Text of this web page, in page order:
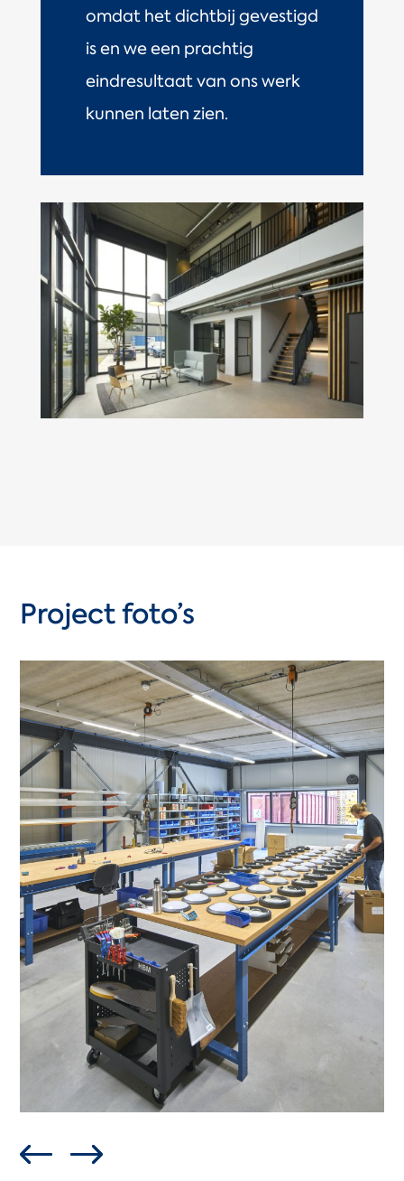
omdat het dichtbij gevestigd
is en we een prachtig
eindresultaat van ons werk
kunnen laten zien.
Project foto’s